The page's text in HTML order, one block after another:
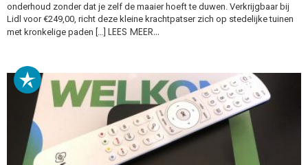
onderhoud zonder dat je zelf de maaier hoeft te duwen. Verkrijgbaar bij
Lidl voor €249,00, richt deze kleine krachtpatser zich op stedelijke tuinen
met kronkelige paden […] LEES MEER…